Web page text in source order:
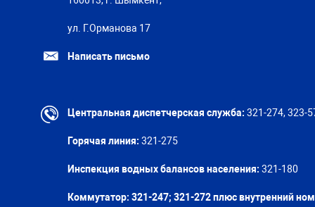
ул. Г.Орманова 17
Написать письмо
Центральная диспетчерская служба: 321-274, 323-
Горячая линия: 321-275
Инспекция водных балансов населения: 321-180
Коммутатор: 321-247; 321-272 плюс внутренний